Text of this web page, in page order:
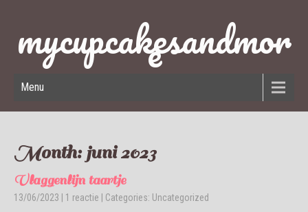
mycupcakesandmor
e
Menu
Month:juni 2023
Vlaggenlijn taartje
13/06/2023 1 reactie | Categories: Uncategorized